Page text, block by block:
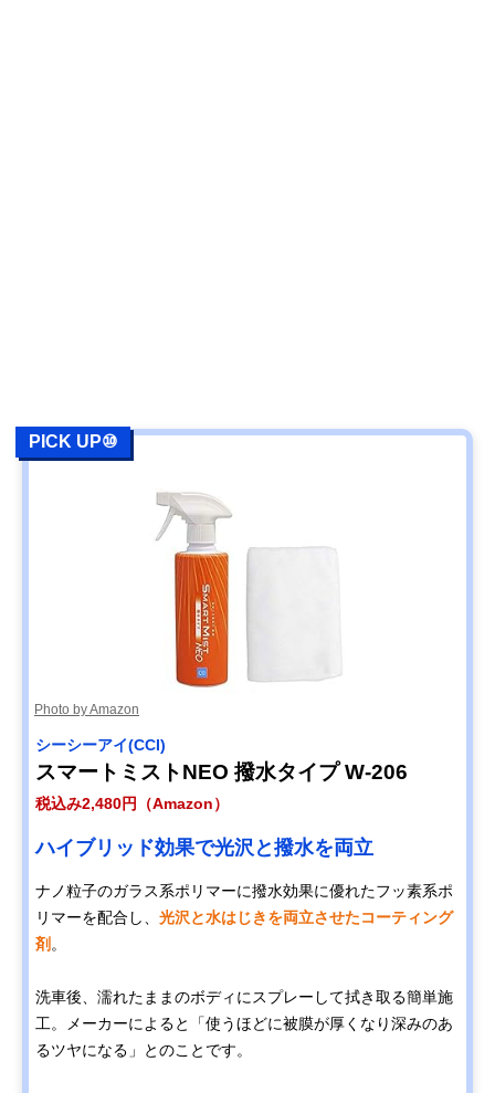
PICK UP⑩
Photo by Amazon
シーシーアイ(CCI)
スマートミストNEO 撥水タイプ W-206
税込み2,480円（Amazon）
ハイブリッド効果で光沢と撥水を両立
ナノ粒子のガラス系ポリマーに撥水効果に優れたフッ素系ポ
リマーを配合し、 光沢と水はじきを両立させたコーティング
剤 。
洗車後、濡れたままのボディにスプレーして拭き取る簡単施
工。メーカーによると「使うほどに被膜が厚くなり深みのあ
るツヤになる」とのことです。